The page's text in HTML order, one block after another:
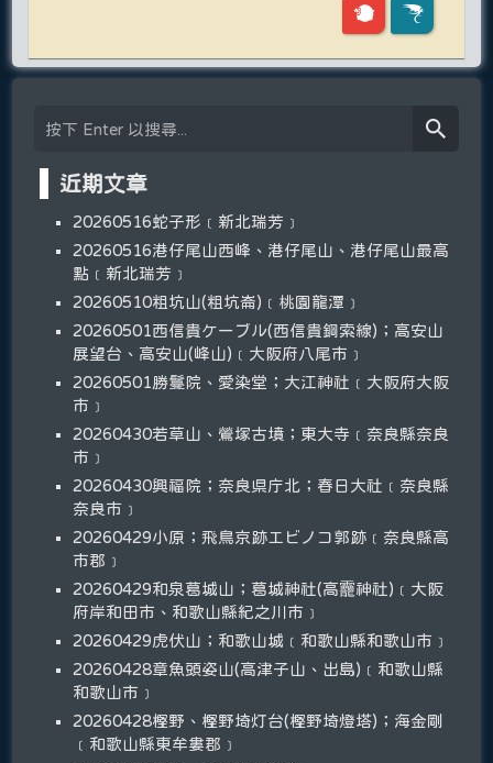
近期文章
20260516蛇子形﹝新北瑞芳﹞
20260516港仔尾山西峰、港仔尾山、港仔尾山最高
點﹝新北瑞芳﹞
20260510粗坑山(粗坑崙)﹝桃園龍潭﹞
20260501西信貴ケーブル(西信貴鋼索線)；高安山
展望台、高安山(峰山)﹝大阪府八尾市﹞
20260501勝鬘院、愛染堂；大江神社﹝大阪府大阪
市﹞
20260430若草山、鶯塚古墳；東大寺﹝奈良縣奈良
市﹞
20260430興福院；奈良県庁北；春日大社﹝奈良縣
奈良市﹞
20260429小原；飛鳥京跡エビノコ郭跡﹝奈良縣高
市郡﹞
20260429和泉葛城山；葛城神社(高龗神社)﹝大阪
府岸和田市、和歌山縣紀之川市﹞
20260429虎伏山；和歌山城﹝和歌山縣和歌山市﹞
20260428章魚頭姿山(高津子山、出島)﹝和歌山縣
和歌山市﹞
20260428樫野、樫野埼灯台(樫野埼燈塔)；海金剛
﹝和歌山縣東牟婁郡﹞